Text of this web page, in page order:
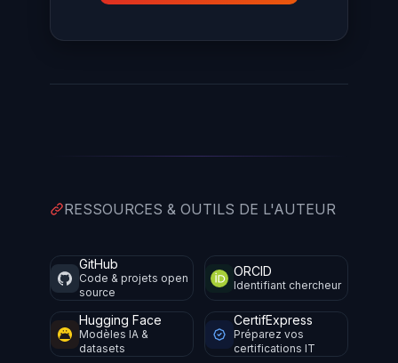
RESSOURCES & OUTILS DE L'AUTEUR
GitHub
Code & projets open
source
ORCID
Identifiant chercheur
Hugging Face
Modèles IA &
datasets
CertifExpress
Préparez vos
certifications IT